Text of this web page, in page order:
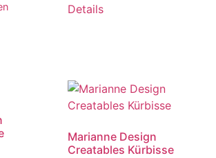
Details
Marianne Design
Creatables Kürbisse